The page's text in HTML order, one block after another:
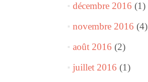
décembre 2016 (1)
novembre 2016 (4)
août 2016 (2)
juillet 2016 (1)